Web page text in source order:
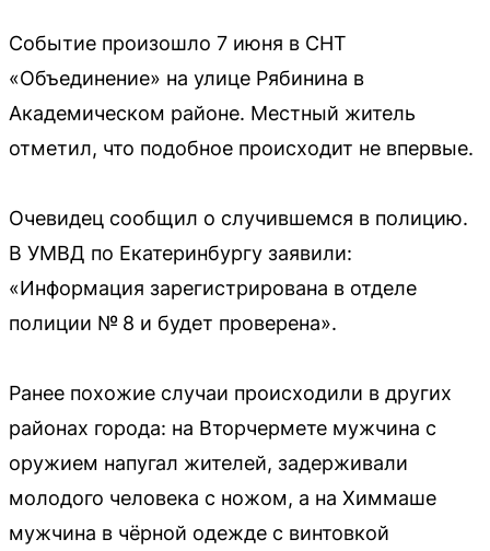
Событие произошло 7 июня в СНТ
«Объединение» на улице Рябинина в
Академическом районе. Местный житель
отметил, что подобное происходит не впервые.
Очевидец сообщил о случившемся в полицию.
В УМВД по Екатеринбургу заявили:
«Информация зарегистрирована в отделе
полиции № 8 и будет проверена».
Ранее похожие случаи происходили в других
районах города: на Вторчермете мужчина с
оружием напугал жителей, задерживали
молодого человека с ножом, а на Химмаше
мужчина в чёрной одежде с винтовкой